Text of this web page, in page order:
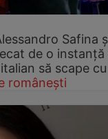
Safina
de o instanță
să scape
românești